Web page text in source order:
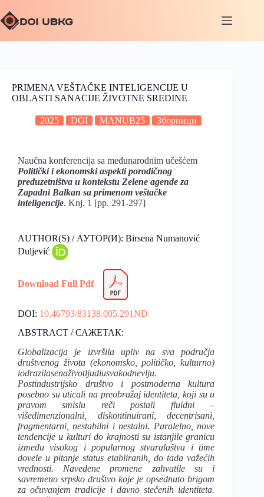
PRIMENA VEŠTAČKE INTELIGENCIJE U
OBLASTI SANACIJE ŽIVOTNE SREDINE
2025 DOI MANUB25 Зборници
Naučna konferencija sa međunarodnim učešćem
Politički i ekonomski aspekti porodičnog
preduzetništva u kontekstu Zelene agende za
Zapadni Balkan sa primenom veštačke
inteligencije. Knj. 1 [pp. 291-297]
AUTHOR(S) / АУТОР(И): Birsena Numanović
Duljević
Download Full Pdf
DOI: 10.46793/83138.005.291ND
ABSTRACT / САЖЕТАК:
Globalizacija je izvršila upliv na sva područja
društvenog života (ekonomsko, političko, kulturno)
iodrazilasenaživotljudiusvakodnevlju.
Postindustrijsko društvo i postmoderna kultura
posebno su uticali na preobražaj identiteta, koji su u
pravom smislu reči postali fluidni –
višedimenzionalni, diskontinuirani, decentrisani,
fragmentarni, nestabilni i nestalni. Paralelno, nove
tendencije u kulturi do krajnosti su istanjile granicu
između visokog i popularnog stvaralaštva i time
dovele u pitanje status etabliranih, do tada važećih
vrednosti. Navedene promene zahvatile su i
savremeno srpsko društvo koje je opsednuto brigom
za očuvanjem tradicije i davno stečenih identiteta.